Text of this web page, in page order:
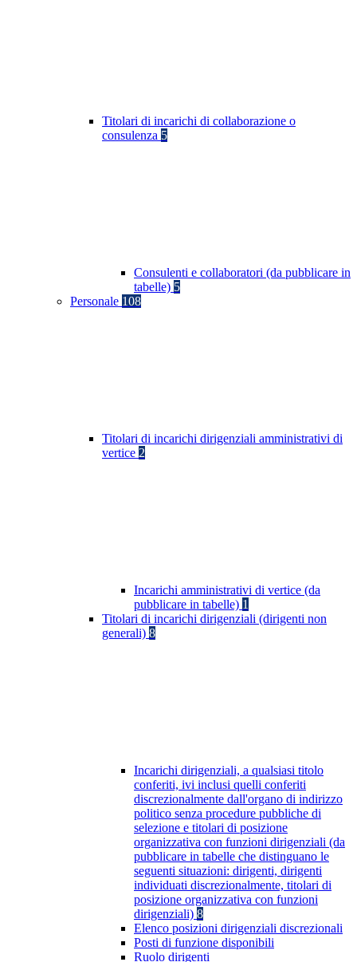
Titolari di incarichi di collaborazione o
consulenza 5
Consulenti e collaboratori (da pubblicare in
tabelle) 5
Personale 108
Titolari di incarichi dirigenziali amministrativi di
vertice 2
Incarichi amministrativi di vertice (da
pubblicare in tabelle) 1
Titolari di incarichi dirigenziali (dirigenti non
generali) 8
Incarichi dirigenziali, a qualsiasi titolo
conferiti, ivi inclusi quelli conferiti
discrezionalmente dall'organo di indirizzo
politico senza procedure pubbliche di
selezione e titolari di posizione
organizzativa con funzioni dirigenziali (da
pubblicare in tabelle che distinguano le
seguenti situazioni: dirigenti, dirigenti
individuati discrezionalmente, titolari di
posizione organizzativa con funzioni
dirigenziali) 8
Elenco posizioni dirigenziali discrezionali
Posti di funzione disponibili
Ruolo dirigenti